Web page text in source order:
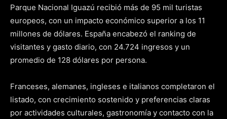
Parque Nacional Iguazú recibió más de 95 mil turistas
europeos, con un impacto económico superior a los 11
millones de dólares. España encabezó el ranking de
visitantes y gasto diario, con 24.724 ingresos y un
promedio de 128 dólares por persona.
Franceses, alemanes, ingleses e italianos completaron el
listado, con crecimiento sostenido y preferencias claras
por actividades culturales, gastronomía y contacto con la